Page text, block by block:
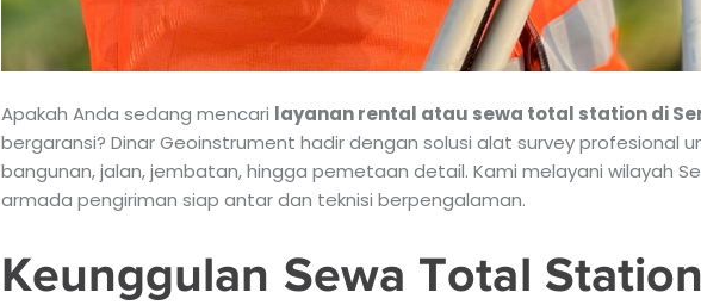
Apakah Anda sedang mencari layanan rental atau sewa total station di
bergaransi? Dinar Geoinstrument hadir dengan solusi alat survey profesional
bangunan, jalan, jembatan, hingga pemetaan detail. Kami melayani wilayah
armada pengiriman siap antar dan teknisi berpengalaman.
Keunggulan Sewa Total